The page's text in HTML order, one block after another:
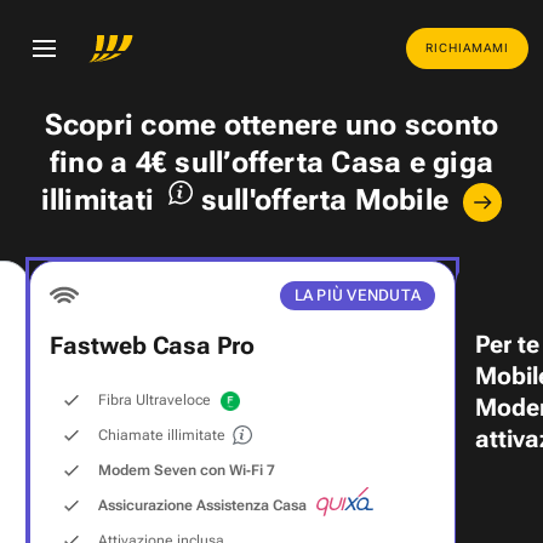
RICHIAMAMI
Scopri come ottenere uno sconto
fino a 4€ sull’offerta Casa egiga
illimitati
sull'offerta Mobile
LA PIÙ VENDUTA
Fastweb Casa Pro
Fibra Ultraveloce
Chiamate illimitate
Modem Seven con Wi‑Fi 7
Assicurazione Assistenza Casa
Per